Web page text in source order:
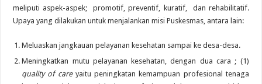
meliputi aspek-aspek; promotif, preventif, kuratif, dan rehabilitatif.
Upaya yang dilakukan untuk menjalankan misi Puskesmas, antara lain:
Meluaskan jangkauan pelayanan kesehatan sampai ke desa-desa.
Meningkatkan mutu pelayanan kesehatan, dengan dua cara ; (1)
quality of careyaitu peningkatan kemampuan profesional tenaga